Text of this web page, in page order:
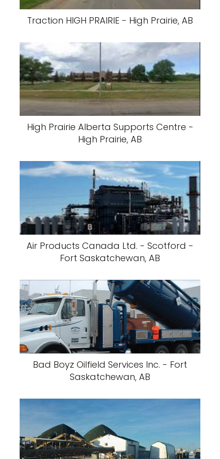
Traction HIGH PRAIRIE - High Prairie, AB
High Prairie Alberta Supports Centre -
High Prairie, AB
Air Products Canada Ltd. - Scotford -
Fort Saskatchewan, AB
Bad Boyz Oilfield Services Inc. - Fort
Saskatchewan, AB